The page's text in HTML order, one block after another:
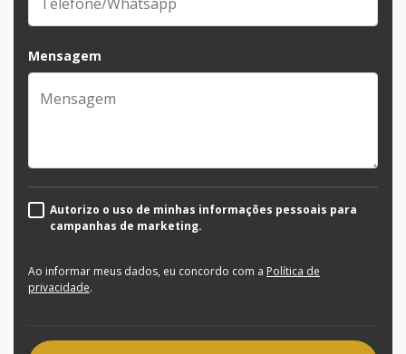
Mensagem
Autorizo o uso de minhas informações pessoais para
campanhas de marketing.
Ao informar meus dados, eu concordo com a Política de
privacidade.